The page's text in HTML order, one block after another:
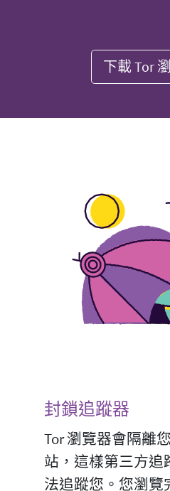
下載 Tor
封鎖追蹤器
Tor 瀏覽器會隔離
站，這樣第三方追
法追蹤您。您瀏覽